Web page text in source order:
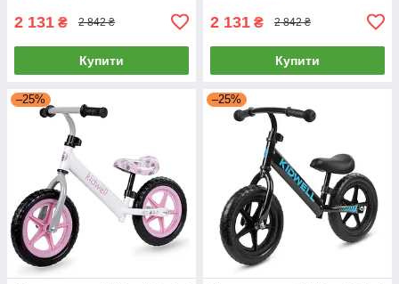
2 131 ₴ 2 842 ₴
Купити
2 131 ₴ 2 842 ₴
Купити
–25% –25%